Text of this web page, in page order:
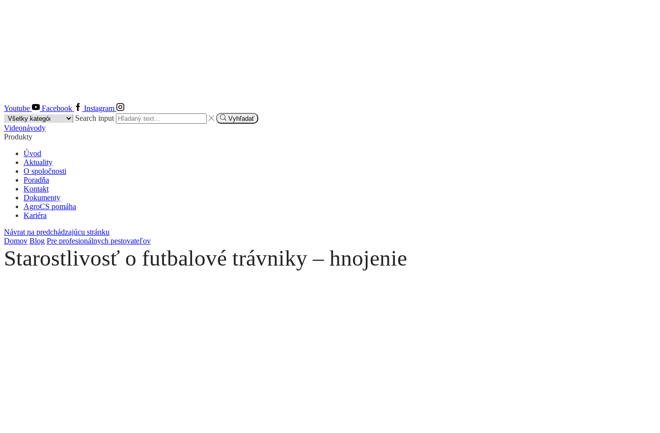
Youtube Facebook
Instagram
Search input
Vyhľadať
Videonávody
Produkty
Úvod
Aktuality
O spoločnosti
Poradňa
Kontakt
Dokumenty
AgroCS pomáha
Kariéra
Návrat na predchádzajúcu stránku
Domov Blog Pre profesionálnych pestovateľov
Starostlivosť o futbalové trávniky – hnojenie